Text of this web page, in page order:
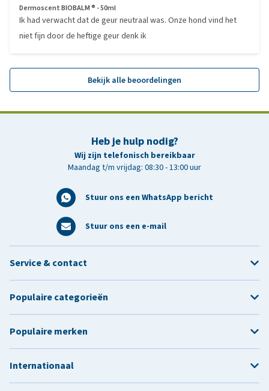
Dermoscent BIOBALM ® - 50ml
Ik had verwacht dat de geur neutraal was. Onze hond vind het
niet fijn door de heftige geur denk ik
Bekijk alle beoordelingen
Heb je hulp nodig?
Wij zijn telefonisch bereikbaar
Maandag t/m vrijdag: 08:30 - 13:00 uur
Stuur ons een WhatsApp bericht
Stuur ons een e-mail
Service & contact
Populaire categorieën
Populaire merken
Internationaal